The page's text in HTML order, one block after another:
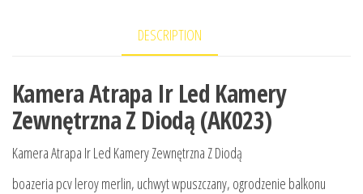
DESCRIPTION
Kamera Atrapa Ir Led Kamery
Zewnętrzna Z Diodą (AK023)
Kamera Atrapa Ir Led Kamery Zewnętrzna Z Diodą
boazeria pcv leroy merlin, uchwyt wpuszczany, ogrodzenie balkonu